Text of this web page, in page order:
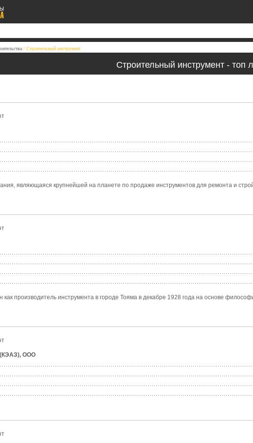
Строительный инструмент
Строительный инструмент - топ
являющаяся крупнейшей на планете по продаже инструментов для ремонта и
как производитель инструмента в городе Тояма в декабре 1928 года на основе
(КЭАЗ), ООО